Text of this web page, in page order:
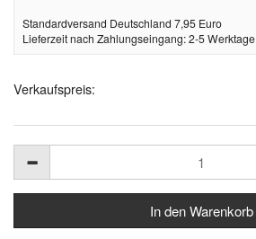
Standardversand Deutschland 7,95 Euro
Lieferzeit nach Zahlungseingang: 2-5 Werktage
Verkaufspreis: